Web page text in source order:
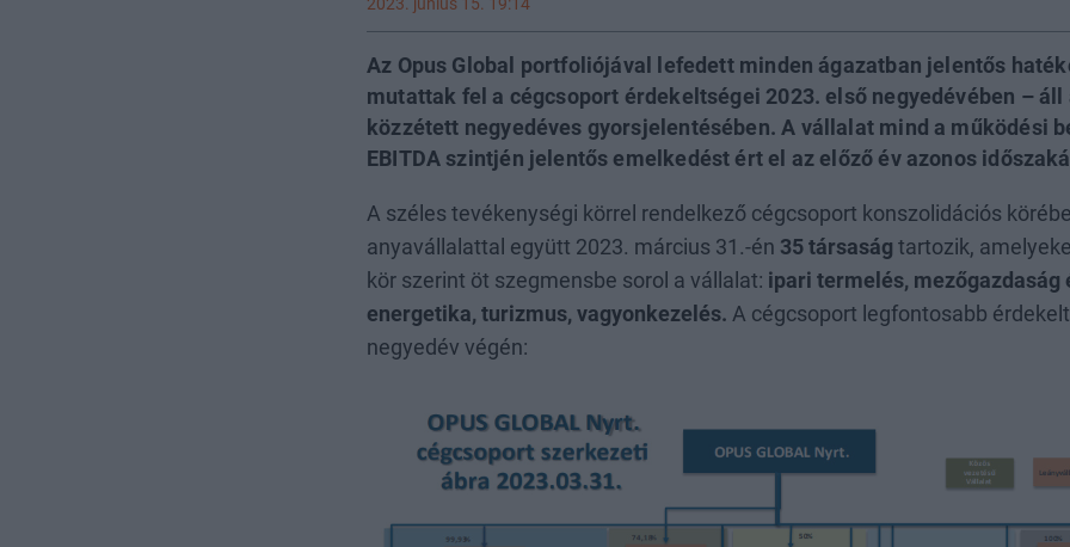
Az Opus Global portfoliójával lefedett minden ágazatban jelentős
mutattak fel a cégcsoport érdekeltségei 2023. első negyedévében – áll
közzétett negyedéves gyorsjelentésében. A vállalat mind a működési
EBITDA szintjén jelentős emelkedést ért el az előző év azonos
A széles tevékenységi körrel rendelkező cégcsoport konszolidációs
anyavállalattal együtt 2023. március 31.-én 35 társaság tartozik,
kör szerint öt szegmensbe sorol a vállalat: ipari termelés, mezőgazdaság
energetika, turizmus, vagyonkezelés. A cégcsoport legfontosabb
negyedév végén: